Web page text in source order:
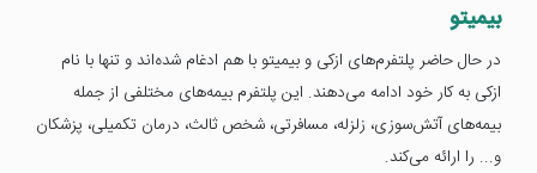
بیمیتو
در حال حاضر پلتفرم‌های ازکی و بیمیتو با هم ادغام شده‌اند و تنها با نام
ازکی به کار خود ادامه می‌دهند. این پلتفرم بیمه‌های مختلفی از جمله
بیمه‌های آتش‌سوزی، زلزله، مسافرتی، شخص ثالث، درمان تکمیلی، پزشکان
و... را ارائه می‌کند.